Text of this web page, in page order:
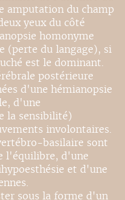
amputation du champ
yeux du côté
homonyme
(perte du langage), si
est le dominant.
postérieure
d'une hémianopsie
d'une
la sensibilité)
involontaires.
basilaire sont
l'équilibre, d'une
et d'une
sous la forme d'un